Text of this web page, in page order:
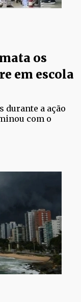
os
em escola
durante a ação
com o